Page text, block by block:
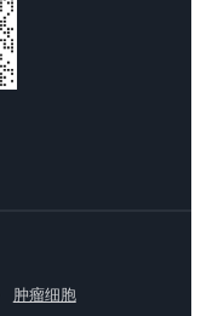
肿瘤细胞